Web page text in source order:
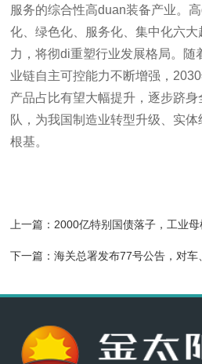
服务的综合性高duan装备产业。
化、绿色化、服务化、集中化六
力，将彻di重塑行业发展格局。随
业链自主可控能力不断增强，
产品占比有望大幅提升，逐步跻
队，为我国制造业转型升级、实
根基。
上一篇：2000亿特别国债落子，工业
下一篇：海关总署发布77号公告，对车、铣、